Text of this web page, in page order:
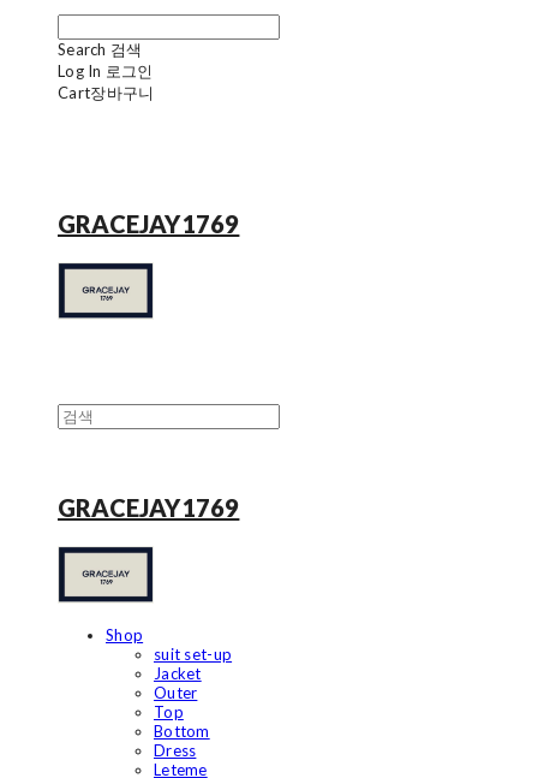
Search 검색
Log In 로그인
Cart장바구니
GRACEJAY1769
GRACEJAY1769
Shop
suit set-up
Jacket
Outer
Top
Bottom
Dress
Leteme